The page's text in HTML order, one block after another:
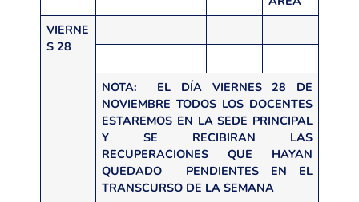
VIERNE
S 28
NOTA: EL DÍA VIERNES 28 DE
NOVIEMBRE TODOS LOS DOCENTES
ESTAREMOS EN LA SEDE PRINCIPAL
Y SE RECIBIRAN LAS
RECUPERACIONES QUE HAYAN
QUEDADO PENDIENTES EN EL
TRANSCURSO DE LA SEMANA